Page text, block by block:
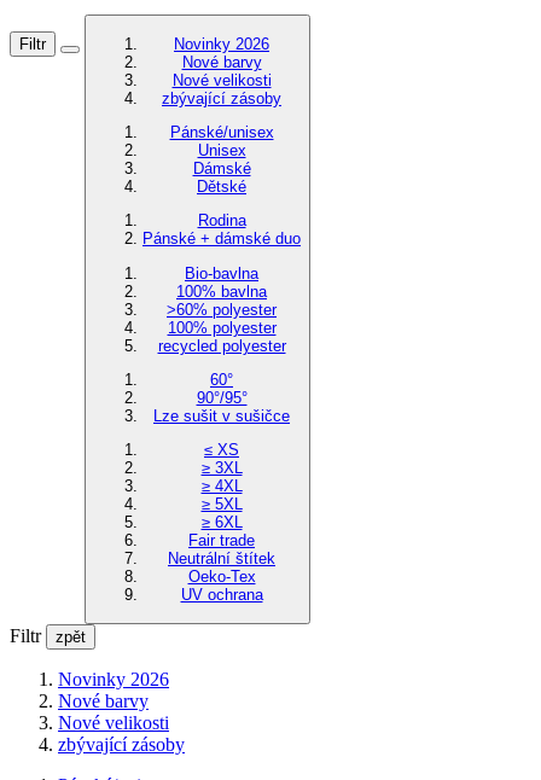
Filtr
Novinky 2026
Nové barvy
Nové velikosti
zbývající zásoby
Pánské/unisex
Unisex
Dámské
Dětské
Rodina
Pánské + dámské duo
Bio-bavlna
100% bavlna
>60% polyester
100% polyester
recycled polyester
60°
90°/95°
Lze sušit v sušičce
≤ XS
≥ 3XL
≥ 4XL
≥ 5XL
≥ 6XL
Fair trade
Neutrální štítek
Oeko-Tex
UV ochrana
Filtr zpět
Novinky 2026
Nové barvy
Nové velikosti
zbývající zásoby